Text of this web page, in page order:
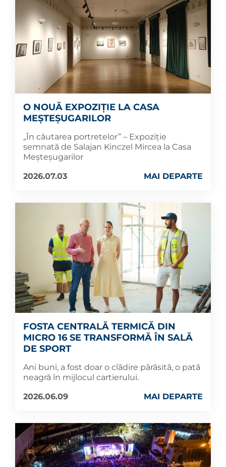
O NOUĂ EXPOZIȚIE LA CASA
MEȘTEȘUGARILOR
„În căutarea portretelor” – Expoziție
semnată de Salajan Kinczel Mircea la Casa
Meșteșugarilor
2026.07.03
MAI DEPARTE
FOSTA CENTRALĂ TERMICĂ DIN
MICRO 16 SE TRANSFORMĂ ÎN SALĂ
DE SPORT
Ani buni, a fost doar o clădire părăsită, o pată
neagră în mijlocul cartierului.
2026.06.09
MAI DEPARTE